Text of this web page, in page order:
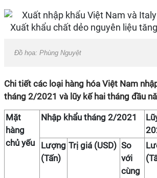
Đồ họa: Phùng Nguyệt
Chi tiết các loại hàng hóa Việt Nam
tháng 2/2021 và lũy kế hai tháng đầu
Mặt
hàng
chủ yếu
Nhập khẩu tháng 2/2021
Lượng
(Tấn)
Trị giá (USD) So
với
cùng